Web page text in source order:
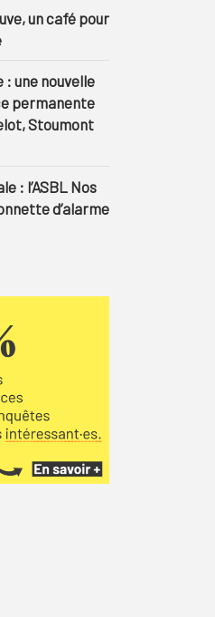
un café pour
: une nouvelle
permanente
Stoumont
: l’ASBL Nos
d’alarme